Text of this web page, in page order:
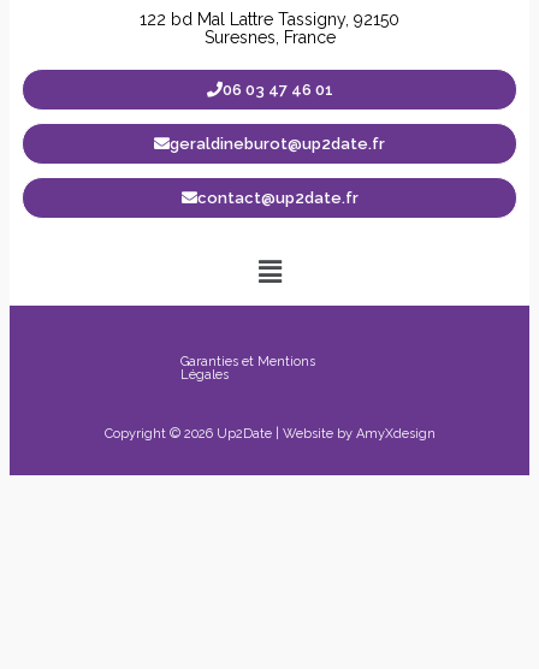
122 bd Mal Lattre Tassigny, 92150
Suresnes, France
06 03 47 46 01
geraldineburot@up2date.fr
contact@up2date.fr
Garanties et Mentions
Légales
Copyright © 2026 Up2Date | Website by AmyXdesign